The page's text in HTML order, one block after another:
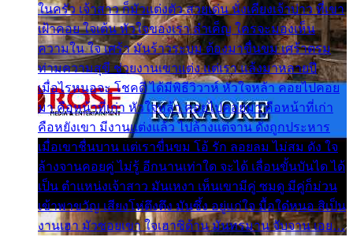
ในครัว เจ้าสาว ก็มัวแต่งตัว สวยเด่น นั่งเคียงเจ้าบ่าว ที่เขา
เฝ้าคอย ใจเต้น หัวใจของเรา ลำเค็ญ ใครจะมองเห็น
ความใน ใจ เศร้า มันร้าวระบม ต้องมาขื่นขม เศร้าตรม
ท่ามความสุขี ช่วยงานเขาแต่ง แต่เรา แล้งมาหลายปี
เมื่อไรหนอจะ โชคดี ได้มีพิธีวิวาห์ หัวใจหล้า คอยไปคอย
มา คือหน้าที่เก่า หัวใจหล้า คอยไปคอยมา คือหน้าที่เก่า
คือหยังเขา มีงานแต่งแล้ว ไปล้างแต่จาน ดั่งถูกประหาร
เมื่อเขาชื่นบาน แต่เราขื่นขม โอ้ รัก ลอยลม ไม่สม ดัง ใจ
ล้างจานคอยคู่ ไม่รู้ อีกนานเท่าใด จะได้ เลื่อนขั้นบันได ได้
เป็น ตำแหน่งเจ้าสาว มันเหงา เห็นเขามีคู่ ซมดู มีคู่ก็ม่วน
เข้าพาขวัญ เสียงโห่ตึงตึง มันซึ้ง อยู่แก่ใจ มื้อใด๋หนอ สิเป็น
งานเฮา มัวซอยเขา ใจเฮาซิด้าน มันทรมาน จับจาน เอย…